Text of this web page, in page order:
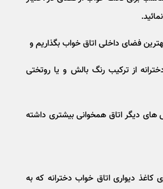
فضای داخلی اتاق خواب بگذاریم و
از ترکیب رنگ بالش و یا روتختی
های دیگر اتاق همخوانی بیشتری داشته
ایده فانتزی کاغذ دیواری اتاق خواب دخترانه که به